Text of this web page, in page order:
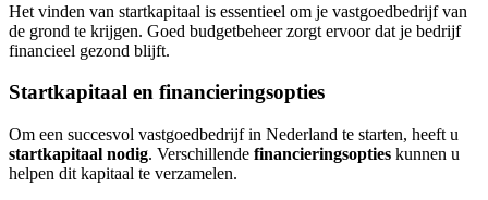
Het vinden van startkapitaal is essentieel om je vastgoedbedrijf van
de grond te krijgen. Goed budgetbeheer zorgt ervoor dat je bedrijf
financieel gezond blijft.
Startkapitaal en financieringsopties
Om een succesvol vastgoedbedrijf in Nederland te starten, heeft u
startkapitaal nodig. Verschillende financieringsopties kunnen u
helpen dit kapitaal te verzamelen.